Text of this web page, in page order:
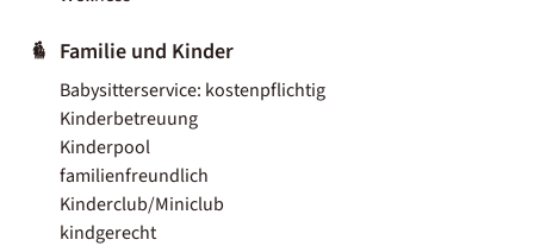
Familie und Kinder
Babysitterservice: kostenpflichtig
Kinderbetreuung
Kinderpool
familienfreundlich
Kinderclub/Miniclub
kindgerecht